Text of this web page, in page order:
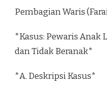
Pembagian Waris
*Kasus: Pewaris Anak
dan Tidak Beranak*
*A. Deskripsi Kasus*